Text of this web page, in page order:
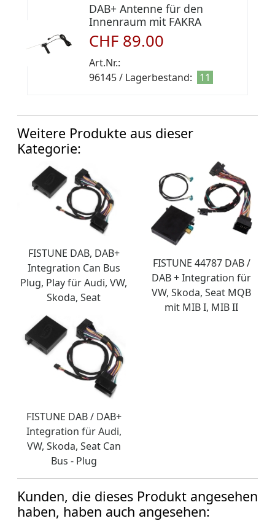
DAB+ Antenne für den
Innenraum mit FAKRA
Anschluß
CHF 89.00
Art.Nr.:
96145 / Lagerbestand:
11
Weitere Produkte aus dieser
Kategorie:
FISTUNE DAB, DAB+
Integration Can Bus
Plug, Play für Audi, VW,
Skoda, Seat
FISTUNE 44787 DAB /
DAB + Integration für
VW, Skoda, Seat MQB
mit MIB I, MIB II
FISTUNE DAB / DAB+
Integration für Audi,
VW, Skoda, Seat Can
Bus - Plug
Kunden, die dieses Produkt angesehen
haben, haben auch angesehen: